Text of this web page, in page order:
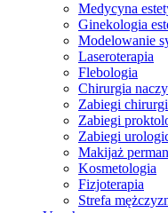
Medycyna
Ginekologia
Modelowanie
Laseroterapia
Flebologia
Chirurgia
Zabiegi
Zabiegi
Zabiegi
Makijaż
Kosmetologia
Fizjoterapia
Strefa